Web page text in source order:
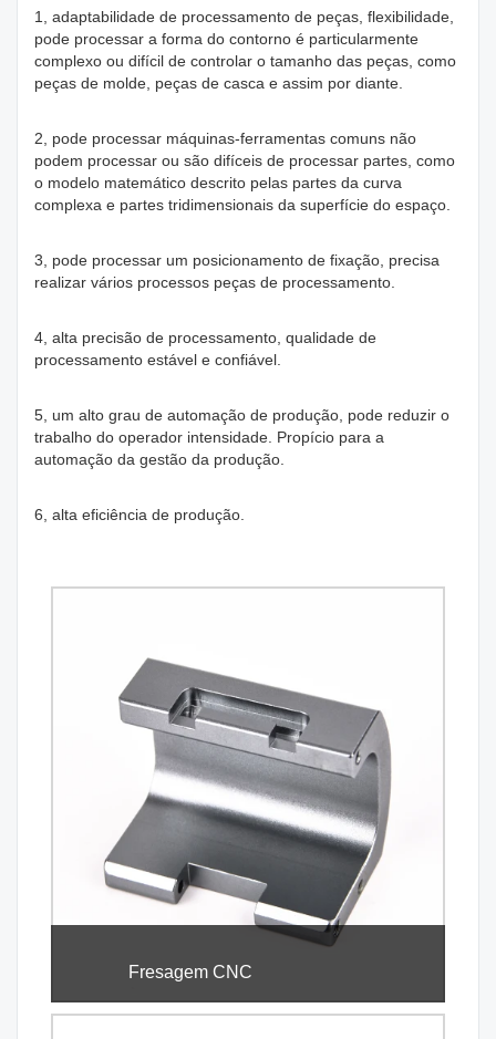
1, adaptabilidade de processamento de peças, flexibilidade,
pode processar a forma do contorno é particularmente
complexo ou difícil de controlar o tamanho das peças, como
peças de molde, peças de casca e assim por diante.
2, pode processar máquinas-ferramentas comuns não
podem processar ou são difíceis de processar partes, como
o modelo matemático descrito pelas partes da curva
complexa e partes tridimensionais da superfície do espaço.
3, pode processar um posicionamento de fixação, precisa
realizar vários processos peças de processamento.
4, alta precisão de processamento, qualidade de
processamento estável e confiável.
5, um alto grau de automação de produção, pode reduzir o
trabalho do operador intensidade. Propício para a
automação da gestão da produção.
6, alta eficiência de produção.
Fresagem CNC